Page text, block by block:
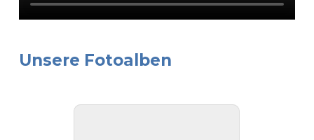
Unsere Fotoalben